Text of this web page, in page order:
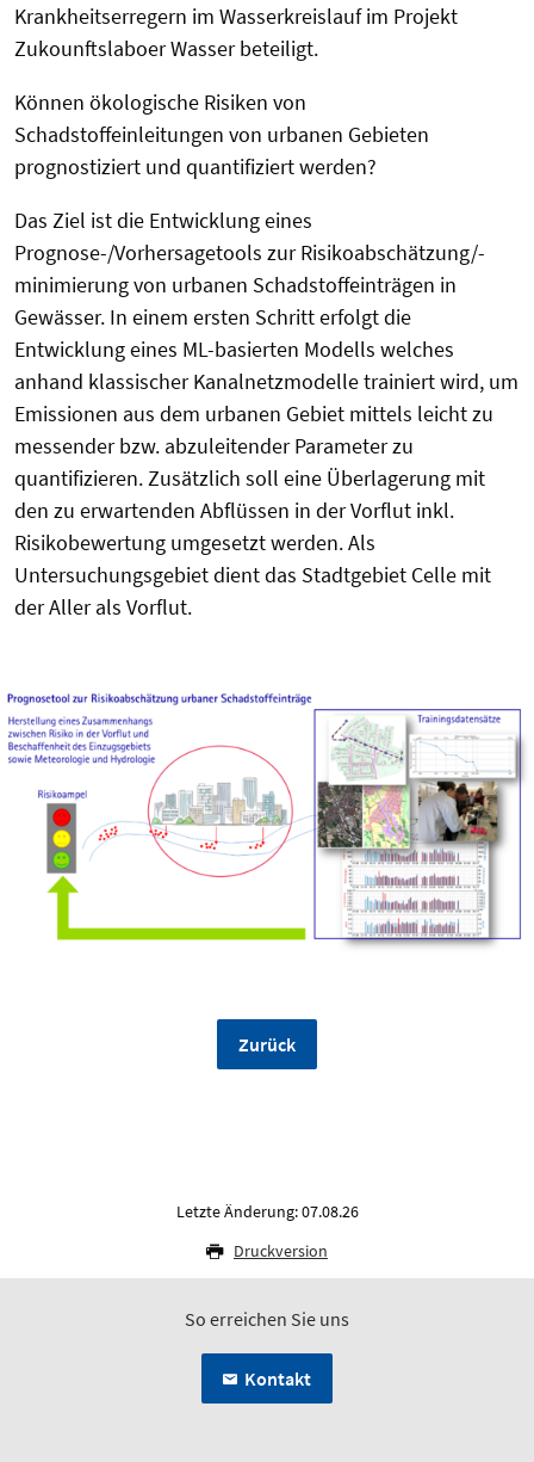
Krankheitserregern im Wasserkreislauf im Projekt
Zukounftslaboer Wasser beteiligt.
Können ökologische Risiken von
Schadstoffeinleitungen von urbanen Gebieten
prognostiziert und quantifiziert werden?
Das Ziel ist die Entwicklung eines
Prognose-/Vorhersagetools zur Risikoabschätzung/-
minimierung von urbanen Schadstoffeinträgen in
Gewässer. In einem ersten Schritt erfolgt die
Entwicklung eines ML-basierten Modells welches
anhand klassischer Kanalnetzmodelle trainiert wird, um
Emissionen aus dem urbanen Gebiet mittels leicht zu
messender bzw. abzuleitender Parameter zu
quantifizieren. Zusätzlich soll eine Überlagerung mit
den zu erwartenden Abflüssen in der Vorflut inkl.
Risikobewertung umgesetzt werden. Als
Untersuchungsgebiet dient das Stadtgebiet Celle mit
der Aller als Vorflut.
Zurück
Letzte Änderung: 07.08.26
Druckversion
So erreichen Sie uns
Kontakt